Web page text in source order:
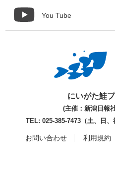
You Tube
にいがた鮭
(主催：新潟日報
TEL: 025-385-7473（土、日、
お問い合わせ 利用規約